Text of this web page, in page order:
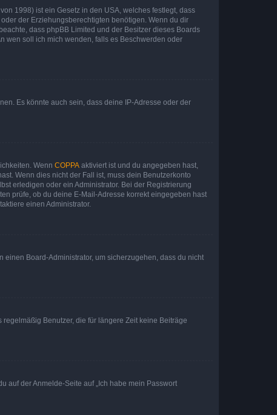
1998) ist ein Gesetz in den USA, welches festlegt, dass
der Erziehungsberechtigten benötigen. Wenn du dir
dass phpBB Limited und der Besitzer dieses Boards
wen soll ich mich wenden, falls es Beschwerden oder
Es könnte auch sein, dass deine IP-Adresse oder der
Wenn COPPA aktiviert ist und du angegeben hast,
Wenn dies nicht der Fall ist, muss dein Benutzerkonto
erledigen oder ein Administrator. Bei der Registrierung
prüfe, ob du deine E-Mail-Adresse korrekt eingegeben hast
einen Administrator.
Board-Administrator, um sicherzugehen, dass du nicht
Benutzer, die für längere Zeit keine Beiträge
auf der Anmelde-Seite auf „Ich habe mein Passwort